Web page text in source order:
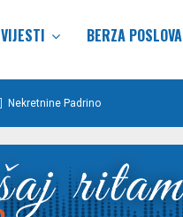
VIJESTI BERZA POSLOVA
Nekretnine Padrino